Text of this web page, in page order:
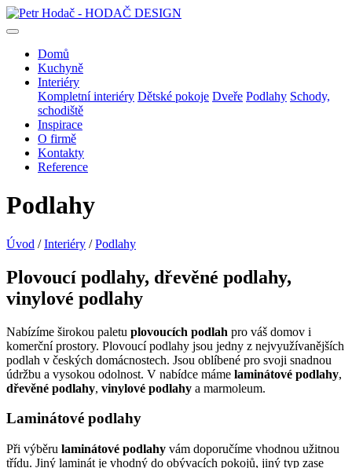
Domů
Kuchyně
Interiéry
Kompletní interiéry Dětské pokoje Dveře Podlahy Schody,
schodiště
Inspirace
O firmě
Kontakty
Reference
Podlahy
Úvod /Interiéry /Podlahy
Plovoucí podlahy, dřevěné podlahy,
vinylové podlahy
Nabízíme širokou paletu plovoucích podlah pro váš domov i
komerční prostory. Plovoucí podlahy jsou jedny z nejvyužívanějších
podlah v českých domácnostech. Jsou oblíbené pro svoji snadnou
údržbu a vysokou odolnost. V nabídce máme laminátové podlahy,
dřevěné podlahy, vinylové podlahy a marmoleum.
Laminátové podlahy
Při výběru laminátové podlahy vám doporučíme vhodnou užitnou
třídu. Jiný laminát je vhodný do obývacích pokojů, jiný typ zase